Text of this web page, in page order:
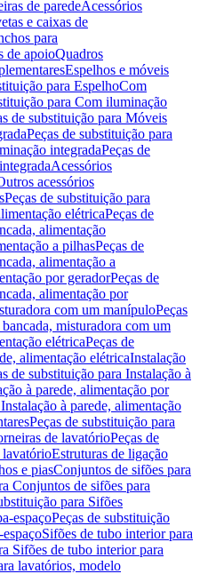
de paredeAcessórios
e caixas de
para
de apoioQuadros
Espelhos e móveis
para EspelhoCom
para Com iluminação
de substituição para Móveis
Peças de substituição para
integradaPeças de
Acessórios
acessórios
Peças de substituição para
elétricaPeças de
alimentação
a pilhasPeças de
alimentação a
por geradorPeças de
alimentação por
com um manípuloPeças
misturadora com um
elétricaPeças de
alimentação elétricaInstalação
de substituição para Instalação à
à parede, alimentação por
à parede, alimentação
Peças de substituição para
de lavatórioPeças de
lavatórioEstruturas de ligação
e piasConjuntos de sifões para
Conjuntos de sifões para
para Sifões
espaçoPeças de substituição
Sifões de tubo interior para
Sifões de tubo interior para
lavatórios, modelo